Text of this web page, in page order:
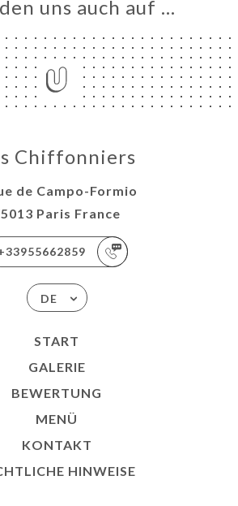
uns auch auf …
Chiffonniers
de Campo-Formio
Paris France
DE
START
GALERIE
BEWERTUNG
MENÜ
KONTAKT
HINWEISE